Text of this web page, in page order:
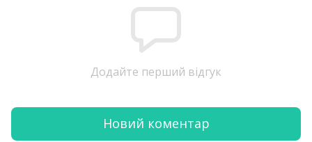
Додайте перший відгук
Новий коментар